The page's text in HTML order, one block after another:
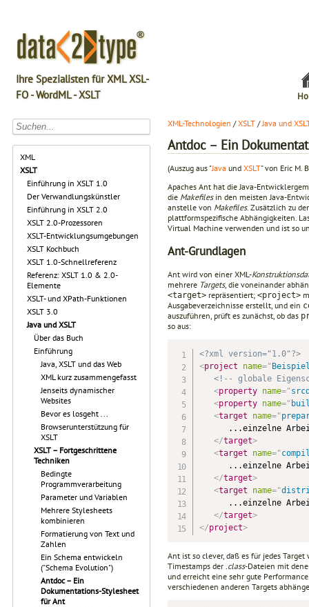
Ihre Spezialisten für XML XSL-
FO - WordML - XSLT
XML
XSLT
Einführung in XSLT 1.0
Der Verwandlungskünstler
Einführung in XSLT 2.0
XSLT 2.0-Prozessoren
XSLT-Entwicklungsumgebungen
XSLT Kochbuch
XSLT 1.0-Schnellreferenz
Referenz: XSLT 1.0 & 2.0-
Elemente
XSLT- und XPath-Funktionen
XSLT 3.0
Java und XSLT
Über das Buch
Einführung
Java, XSLT und das Web
XML kurz zusammengefasst
Jenseits dynamischer
Websites
Bevor es losgeht ...
Browserunterstützung für
XSLT
XSLT – Fortgeschrittene
Techniken
Bedingte
Programmverarbeitung
Parameter und Variablen
Mehrere Stylesheets
kombinieren
Formatierung von Text und
Zahlen
Ein Schema entwickeln
("Schema Evolution")
Antdoc – Ein
Dokumentations-Stylesheet
für Ant
XML-Technologien /XSLT /Java und
Antdoc – Ein
(Auszug aus "Java und XSLT" von Eric M.
Apaches Ant hat die Java-
die Makefilesin den meisten Java-
anstelle von Makefiles. Zusätzlich zu
plattformspezifische Abhängigkeiten.
Virtual Machine verwenden und ist so
Ant-Grundlagen
Ant wird von einer XML-
mehrere Targets, die voneinander
<target> repräsentiert; <project>
Ausgabeverzeichnisse erstellt, und ein
auszuführen, prüft es zunächst, ob das
so aus:
<?xml version="1.0"?>
<project name="
<!-- globale
<property name="
<property name="
<target name="
...einzelne
</target>
<target name="
...einzelne
</target>
<target name="
...einzelne
</target>
</project>
Ant ist so clever, daß es für jedes
Timestamps der .class-Dateien mit
und erreicht eine sehr gute
verschiedenen anderen Targets